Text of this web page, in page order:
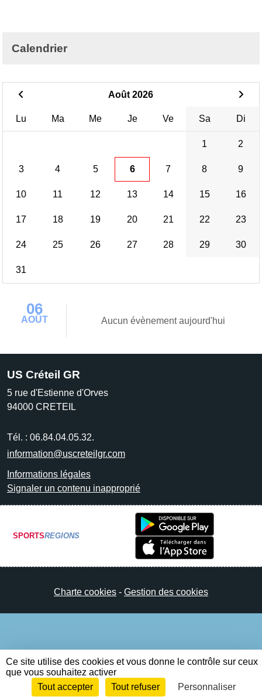
Calendrier
Août 2026
Lu Ma Me Je Ve Sa Di
1 2
3 4 5 6 7 8 9
10 11 12 13 14 15 16
17 18 19 20 21 22 23
24 25 26 27 28 29 30
31
06
AOÛT Aucun évènement aujourd'hui
US Créteil GR
5 rue d'Estienne d'Orves
94000 CRETEIL
Tél. : 06.84.04.05.32.
information@uscreteilgr.com
Informations légales
Signaler un contenu inapproprié
SPORTSREGIONS
Charte cookies Gestion des cookies
Envie de participer ? Connexion
Ce site utilise des cookies et vous donne le contrôle sur ceux
que vous souhaitez activer
Tout accepter
Tout refuser Personnaliser